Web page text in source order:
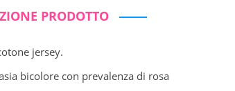
PRODOTTO
jersey.
bicolore con prevalenza di rosa